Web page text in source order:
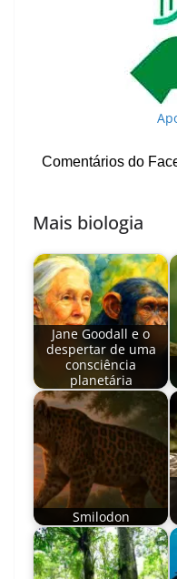
Comentários do
Mais biologia
Jane Goodall e o
despertar de uma
consciência
planetária
Smilodon